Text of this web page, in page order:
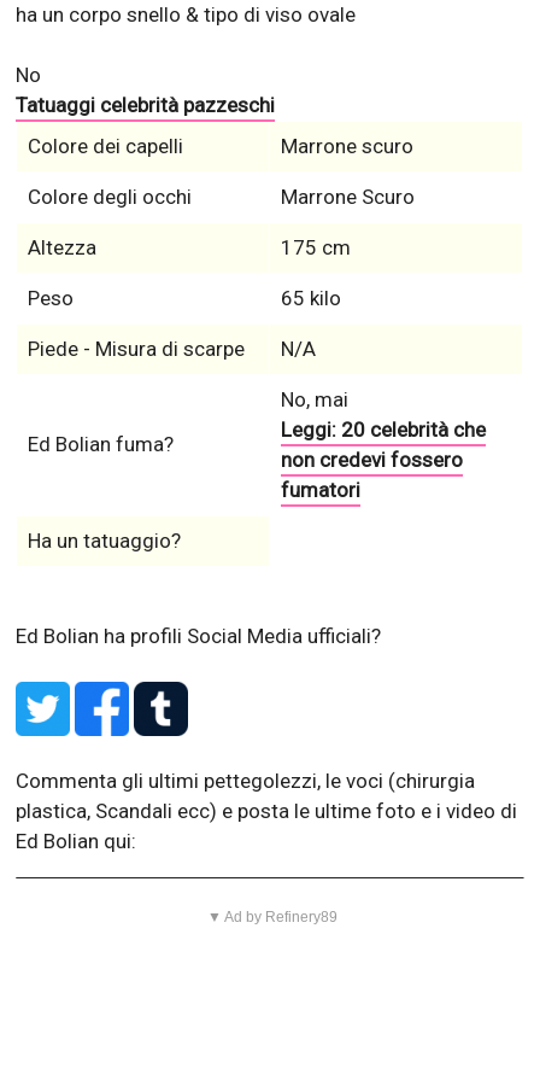
ha un corpo snello & tipo di viso ovale
No
Tatuaggi celebrità pazzeschi
Colore dei capelli
Marrone scuro
Colore degli occhi Marrone Scuro
Altezza 175 cm
Peso 65 kilo
Piede - Misura di scarpe N/A
Ed Bolian fuma?
No, mai
Leggi: 20 celebrità che
non credevi fossero
fumatori
Ha un tatuaggio?
Ed Bolian ha profili Social Media ufficiali?
Commenta gli ultimi pettegolezzi, le voci (chirurgia
plastica, Scandali ecc) e posta le ultime foto e i video di
Ed Bolian qui:
▼ Ad by Refinery89